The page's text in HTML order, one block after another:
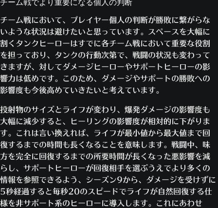
チーム戦でより重要になる個人の判断
チーム戦において、プレイヤー個人の判断が勝敗に繋がらな
いような状況は避けたいと思っています。スペースを大幅に
割くタンクヒーローはすでに各チーム戦において重要な役割
を担っており、タンクの行動次第で、戦闘の状況も変わって
きますが、対してダメージヒーローやサポートヒーローの影
響力は低めです。このため、ダメージやサポートの勝敗への
影響度も今後高めていきたいと考えています。
投射物のサイズとライフが変わり、爆発ダメージの影響度も
大幅に減少すると、ヒーリングの影響度が相対的に下がりま
す。これは言い換えれば、ライフが最小値から最大値まで回
復するまでの時間も長くなることを意味します。戦闘中、味
方を完全に回復するまでの所要時間が長くなった悪影響を減
らし、サポートヒーローが回復相手を選ぶうえでより多くの
情報を参照できるよう、シーズン9から、ダメージを受けずに
5秒経過すると毎秒20のスピードでライフが自然回復する仕
様を非サポート系のヒーローに導入します。これにあわせ